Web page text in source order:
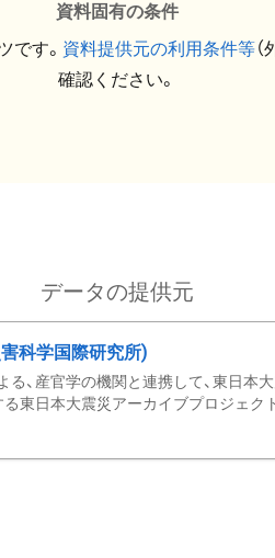
資料固有の条件
です。 資料提供元の利用条件等
確認ください。
データの提供元
科学国際研究所)
、産官学の機関と連携して、東日本
東日本大震災アーカイブプロジェクト